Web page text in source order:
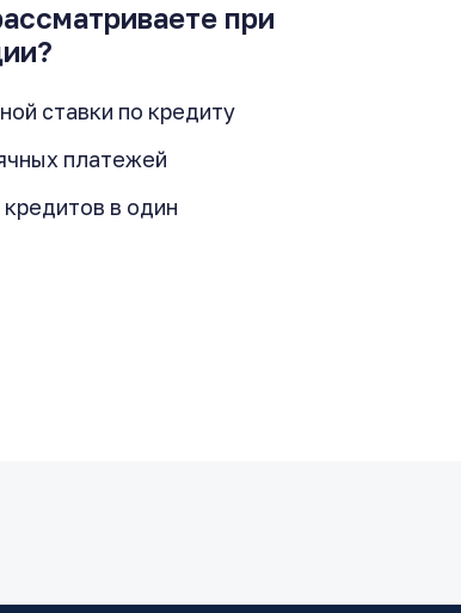
при
ставки по кредиту
платежей
в один